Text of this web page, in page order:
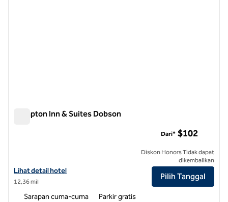
Hampton Inn & Suites Dobson
Lihat detail hotel untuk Hampton Inn & Suites Dobson
Lihat detail hotel
12,36 mil
Dari* $102
Diskon Honors Tidak dapat
dikembalikan
Pilih Tanggal
Sarapan cuma-cuma
Parkir gratis